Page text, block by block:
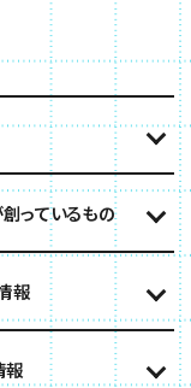
っているもの
報
報